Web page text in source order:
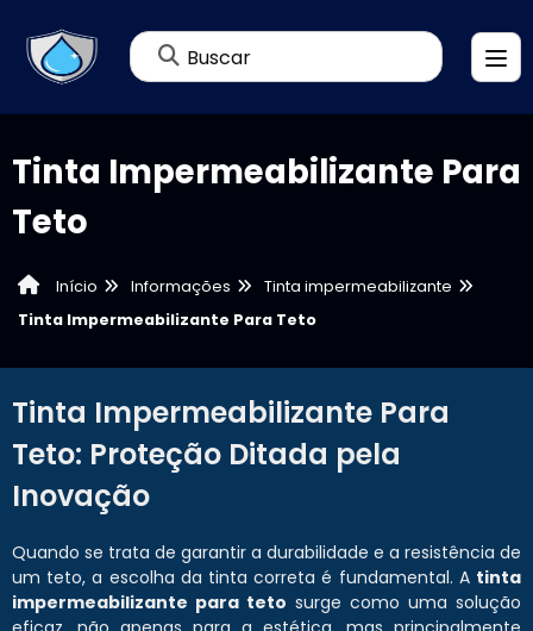
Buscar
Tinta Impermeabilizante Para
Teto
Início Informações
Tinta impermeabilizante
Tinta Impermeabilizante Para Teto
Tinta Impermeabilizante Para
Teto: Proteção Ditada pela
Inovação
Quando se trata de garantir a durabilidade e a resistência de
um teto, a escolha da tinta correta é fundamental. A tinta
impermeabilizante para teto surge como uma solução